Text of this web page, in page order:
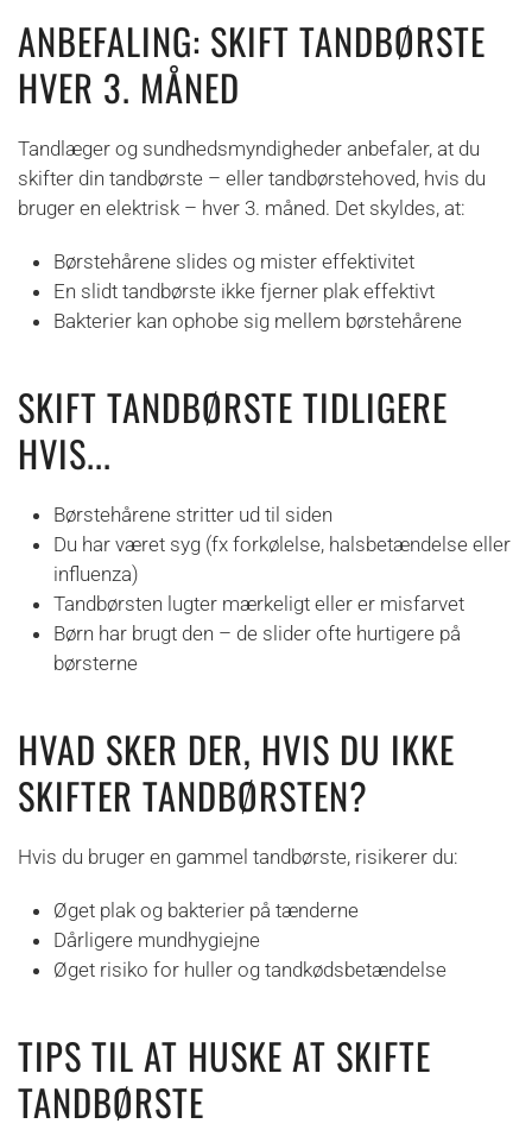
ANBEFALING: SKIFT TANDBØRSTE
HVER 3. MÅNED
Tandlæger og sundhedsmyndigheder anbefaler, at du
skifter din tandbørste – eller tandbørstehoved, hvis du
bruger en elektrisk – hver 3. måned. Det skyldes, at:
Børstehårene slides og mister effektivitet
En slidt tandbørste ikke fjerner plak effektivt
Bakterier kan ophobe sig mellem børstehårene
SKIFT TANDBØRSTE TIDLIGERE
HVIS...
Børstehårene stritter ud til siden
Du har været syg (fx forkølelse, halsbetændelse eller
influenza)
Tandbørsten lugter mærkeligt eller er misfarvet
Børn har brugt den – de slider ofte hurtigere på
børsterne
HVAD SKER DER, HVIS DU IKKE
SKIFTER TANDBØRSTEN?
Hvis du bruger en gammel tandbørste, risikerer du:
Øget plak og bakterier på tænderne
Dårligere mundhygiejne
Øget risiko for huller og tandkødsbetændelse
TIPS TIL AT HUSKE AT SKIFTE
TANDBØRSTE